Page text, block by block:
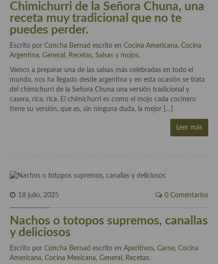
Recetas
Acompañamientos
Airfryer recetas
aditivos
Especias, mezclas de especias
Hierbas aromáticas
Adobos
Aperitivos
Bebidas
Chimichurri de la Señora Chuna, una
receta muy tradicional que no te
puedes perder.
Escrito por Concha Bernad escrito en Cocina Americana, Cocina
Argentina, General , Recetas, Salsas y mojos.
Vamos a preparar una de las salsas más celebradas en todo el
mundo, nos ha llegado desde argentina y en esta ocasión se trata
del chimichurri de la Señora Chuna una versión tradicional y
casera, rica, rica. El chimichurri es como el mojo cada cocinero
tiene su versión, que es, sin ninguna duda, la mejor […]
Leer más
18 julio, 2025 0 Comentarios
Nachos o totopos supremos, canallas
y deliciosos
Escrito por Concha Bernad escrito en Aperitivos, Carne, Cocina
Americana, Cocina Mexicana, General , Recetas.